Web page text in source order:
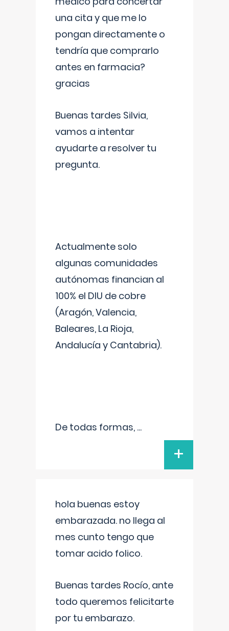
una cita y que me lo
pongan directamente o
tendría que comprarlo
antes en farmacia?
gracias
Buenas tardes Silvia,
vamos a intentar
ayudarte a resolver tu
pregunta.
Actualmente solo
algunas comunidades
autónomas financian al
100% el DIU de cobre
(Aragón, Valencia,
Baleares, La Rioja,
Andalucía y Cantabria).
De todas formas, ...
+
hola buenas estoy
embarazada. no llega al
mes cunto tengo que
tomar acido folico.
Buenas tardes Rocío, ante
todo queremos felicitarte
por tu embarazo.